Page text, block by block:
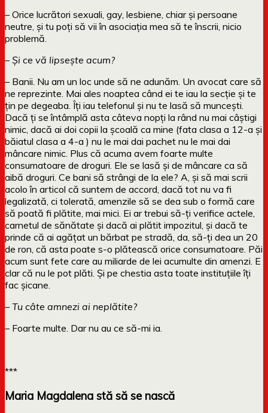
– Orice lucrători sexuali, gay, lesbiene, chiar și persoane
neutre, și tu poți să vii în asociația mea să te înscrii, nicio
problemă.
– Și ce vă lipsește acum?
– Banii. Nu am un loc unde să ne adunăm. Un avocat care să
ne reprezinte. Mai ales noaptea când ei te iau la secție și te
țin pe degeaba. Îți iau telefonul și nu te lasă să muncești.
Dacă ți se întâmplă asta câteva nopți la rând nu mai câștigi
nimic, dacă ai doi copii la școală ca mine (fata clasa a 12-a și
băiatul clasa a 4-a ) nu le mai dai pachet nu le mai dai
mâncare nimic. Plus că acuma avem foarte multe
consumatoare de droguri. Ele se lasă și de mâncare ca să
aibă droguri. Ce bani să strângi de la ele? A, și să mai scrii
acolo în articol că suntem de accord, dacă tot nu va fi
legalizată, ci tolerată, amenzile să se dea sub o formă care
să poată fi plătite, mai mici. Ei ar trebui să-ți verifice actele,
carnetul de sănătate și dacă ai plătit impozitul, și dacă te
prinde că ai agățat un bărbat pe stradă, da, să-ți dea un 20
de ron, că asta poate s-o plătească orice consumatoare. Păi
acum sunt fete care au miliarde de lei acumulte din amenzi. E
clar că nu le pot plăti. Și pe chestia asta toate instituțiile îți
fac șicane.
– Tu câte amnezi ai neplătite?
– Foarte multe. Dar nu au ce să-mi ia.
***
Maria Magdalena stă să se nască